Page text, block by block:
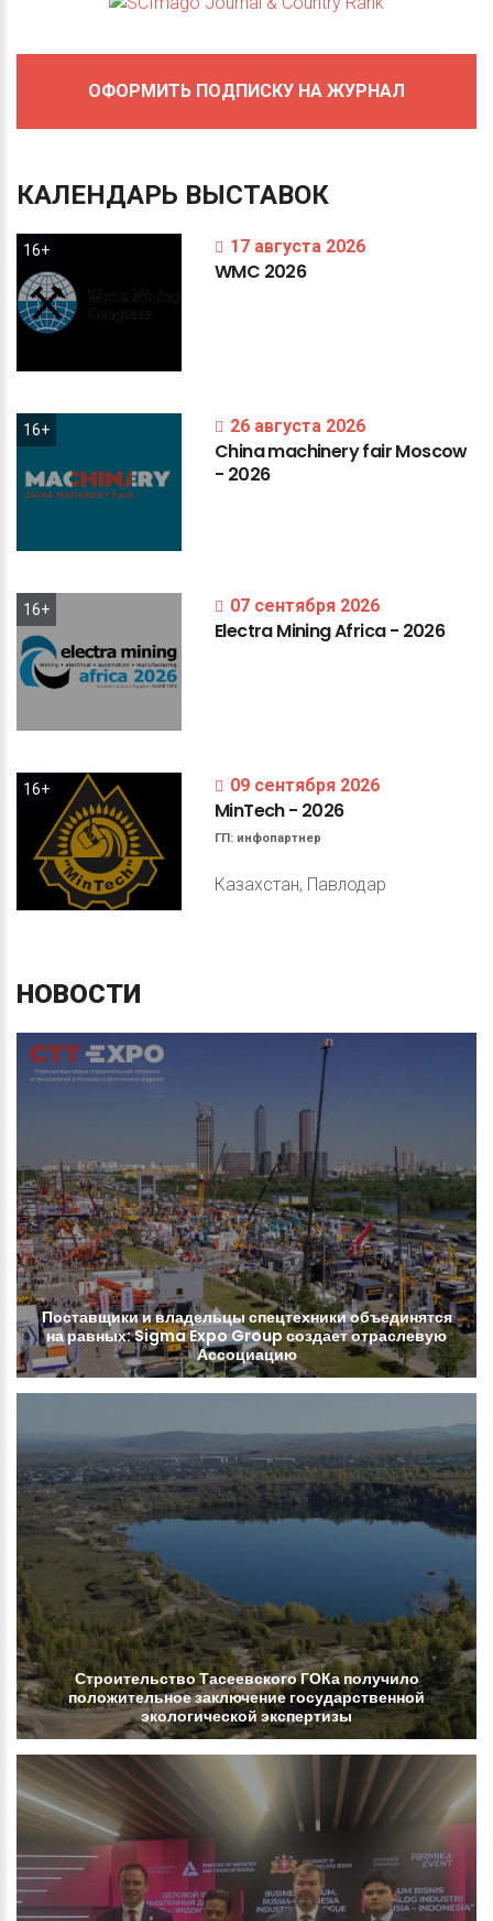
ОФОРМИТЬ ПОДПИСКУ НА ЖУРНАЛ
КАЛЕНДАРЬ ВЫСТАВОК
16+ 17 августа 2026
WMC 2026
16+ 26 августа 2026
ChinamachineryfairMoscow
- 2026
16+ 07 сентября 2026
ElectraMiningAfrica- 2026
16+ 09 сентября 2026
MinTech- 2026
ГП: инфопартнер
Казахстан, Павлодар
НОВОСТИ
Поставщикиивладельцыспецтехникиобъединятся
наравных:SigmaExpoGroup создаетотраслевую
Ассоциацию
СтроительствоТасеевскогоГОКаполучило
положительноезаключениегосударственной
экологической экспертизы